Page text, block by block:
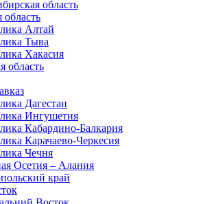
область
Алтай
Тыва
Хакасия
область
Дагестан
Ингушетия
Кабардино-Балкария
Карачаево-Черкесия
Чечня
Осетия – Алания
край